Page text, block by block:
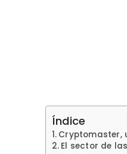
Índice
Cryptomaster,
El sector de